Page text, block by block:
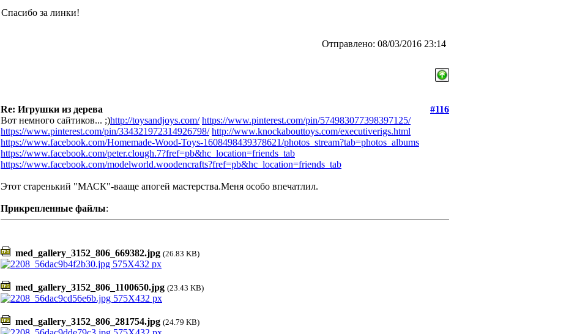
Спасибо за линки!
Отправлено: 08/03/2016 23:14
Re: Игрушки из дерева
#116
Вот немного сайтиков... ;)http://toysandjoys.com/ https://www.pinterest.com/pin/574983077398397125/
https://www.pinterest.com/pin/334321972314926798/ http://www.knockabouttoys.com/executiverigs.html
https://www.facebook.com/Homemade-Wood-Toys-1608498439378621/photos_stream?tab=photos_albums
https://www.facebook.com/peter.clough.7?fref=pb&hc_location=friends_tab
https://www.facebook.com/modelworld.woodencrafts?fref=pb&hc_location=friends_tab
Этот старенький "МАСК"-вааще апогей мастерства.Меня особо впечатлил.
Прикрепленные файлы:
med_gallery_3152_806_669382.jpg (26.83 KB)
med_gallery_3152_806_1100650.jpg (23.43 KB)
med_gallery_3152_806_281754.jpg (24.79 KB)